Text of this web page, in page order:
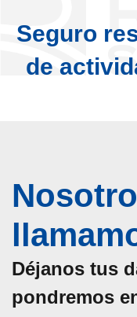
Seguro
de
Déjanos tus
pondremos